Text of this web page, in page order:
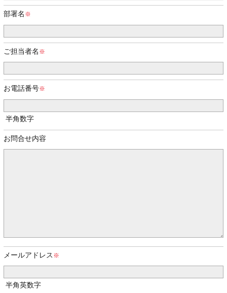
部署名
ご担当者名
お電話番号
半角数字
お問合せ内容
メールアドレス
半角英数字